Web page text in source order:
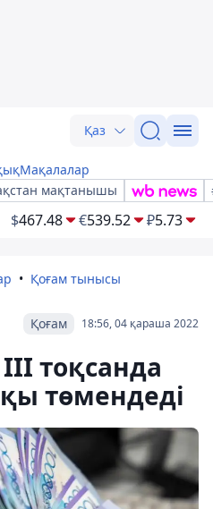
Қаз
Мақалалар
мақтанышы
$467.48 €539.52 ₽5.73
Қоғам тынысы
18:56, 04 қараша 2022
Қоғам
тоқсанда
төмендеді